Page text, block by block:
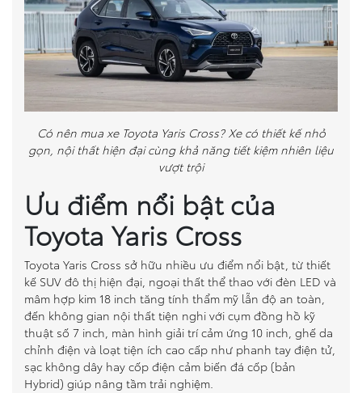
Có nên mua xe Toyota Yaris Cross? Xe có thiết kế nhỏ
gọn, nội thất hiện đại cùng khả năng tiết kiệm nhiên liệu
vượt trội
Ưu điểm nổi bật của
Toyota Yaris Cross
Toyota Yaris Cross sở hữu nhiều ưu điểm nổi bật, từ thiết
kế SUV đô thị hiện đại, ngoại thất thể thao với đèn LED và
mâm hợp kim 18 inch tăng tính thẩm mỹ lẫn độ an toàn,
đến không gian nội thất tiện nghi với cụm đồng hồ kỹ
thuật số 7 inch, màn hình giải trí cảm ứng 10 inch, ghế da
chỉnh điện và loạt tiện ích cao cấp như phanh tay điện tử,
sạc không dây hay cốp điện cảm biến đá cốp (bản
Hybrid) giúp nâng tầm trải nghiệm.